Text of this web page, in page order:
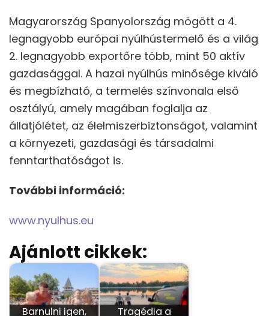
Magyarország Spanyolország mögött a 4.
legnagyobb európai nyúlhústermelő és a világ
2. legnagyobb exportőre több, mint 50 aktív
gazdasággal. A hazai nyúlhús minősége kiváló
és megbízható, a termelés színvonala első
osztályú, amely magában foglalja az
állatjólétet, az élelmiszerbiztonságot, valamint
a környezeti, gazdasági és társadalmi
fenntarthatóságot is.
További információ:
www.nyulhus.eu
Ajánlott cikkek:
Barnulni igen,
Tragédia a